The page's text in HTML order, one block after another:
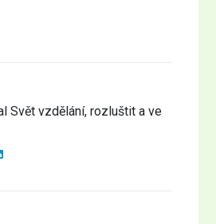
Svět vzdělání, rozluštit a ve